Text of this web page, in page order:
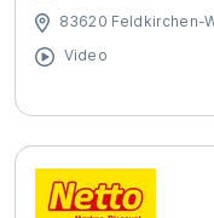
83620 Feldkirchen-
Video